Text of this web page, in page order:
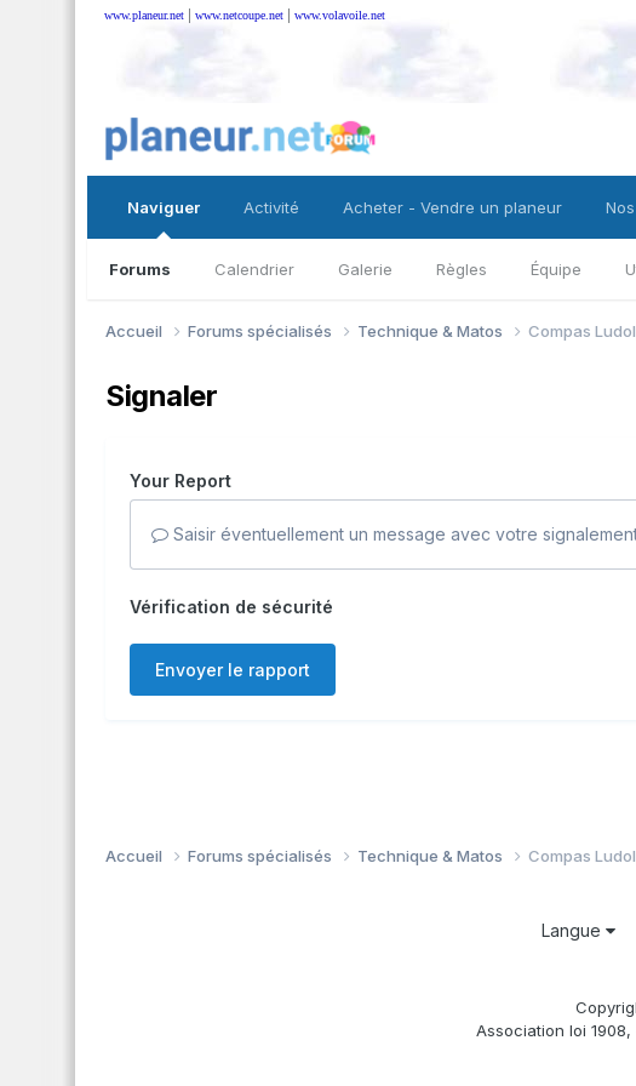
www.planeur.net | www.netcoupe.net | www.volavoile.net
Naviguer
Forums Calendrier Galerie Règles Équipe
Activité Acheter - Vendre un planeur
Accueil Forums spécialisés Technique & Matos Compas
Signaler
Your Report
Saisir éventuellement un message avec votre
Vérification de sécurité
Envoyer le rapport
Accueil Forums spécialisés Technique & Matos Compas
Langue
Association loi